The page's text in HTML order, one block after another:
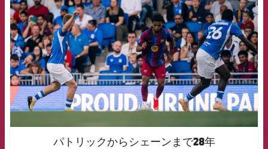
パトリックからシェーンまで28年